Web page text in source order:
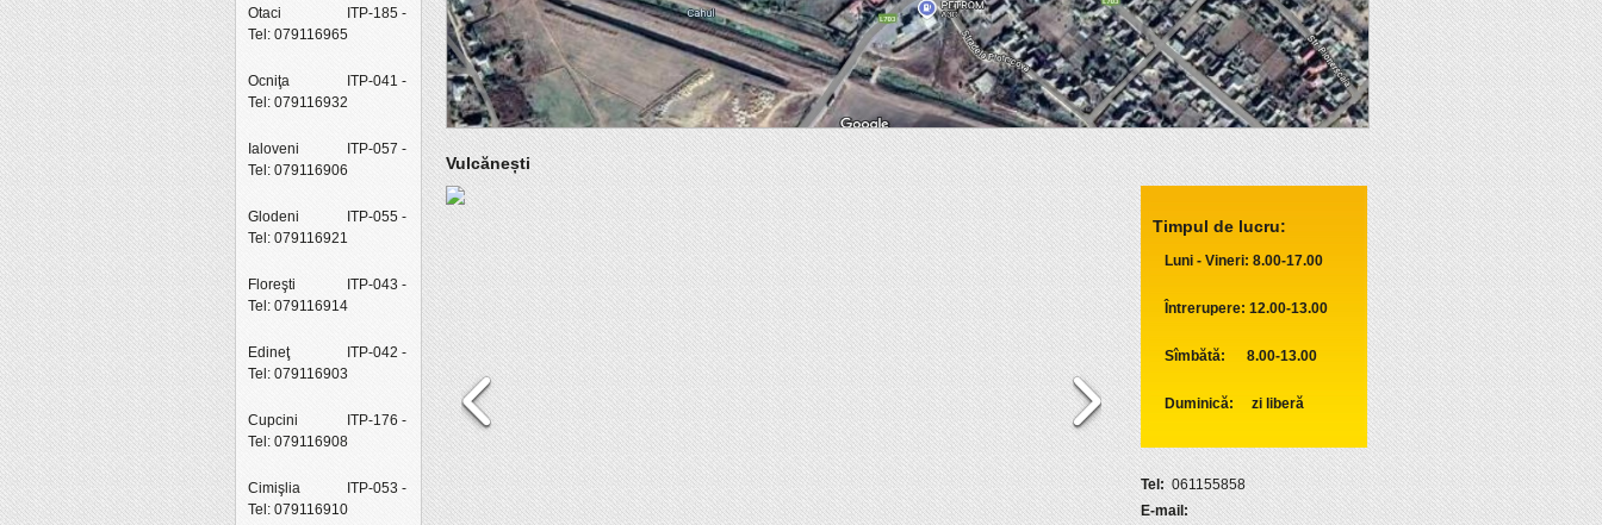
Otaci
ITP-185 -
Tel: 079116965
Ocniţa
ITP-041 -
Tel: 079116932
Ialoveni
ITP-057 -
Tel: 079116906
Glodeni
ITP-055 -
Tel: 079116921
Floreşti
ITP-043 -
Tel: 079116914
Edineţ
ITP-042 -
Tel: 079116903
Cupcini
ITP-176 -
Tel: 079116908
Cimişlia
ITP-053 -
Tel: 079116910
Vulcănești
Timpul de lucru:
Luni - Vineri: 8.00-17.00
Întrerupere: 12.00-13.00
Sîmbătă: 8.00-13.00
Duminică: zi liberă
Tel:061155858
E-mail: